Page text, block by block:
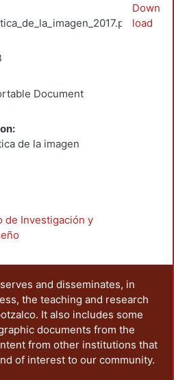
Document
de la imagen
Down
load
de Investigación y
and disseminates, in
the teaching and research
It also includes some
documents from the
from other institutions that
of interest to our community.